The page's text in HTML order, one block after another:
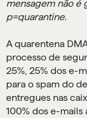
mensagem não é
p=quarantine.
A quarentena
processo de
25%, 25% dos e-
para o spam do
entregues nas
100% dos e-mails